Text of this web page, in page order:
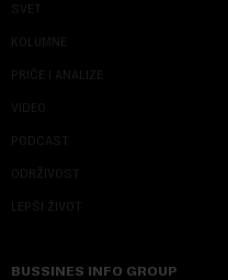
SVET
KOLUMNE
PRIČE I ANALIZE
VIDEO
PODCAST
ODRŽIVOST
LEPŠI ŽIVOT
BUSSINES INFO GROUP